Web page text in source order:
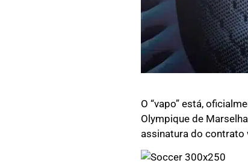
O “vapo” está,
Olympique de
assinatura do contrato